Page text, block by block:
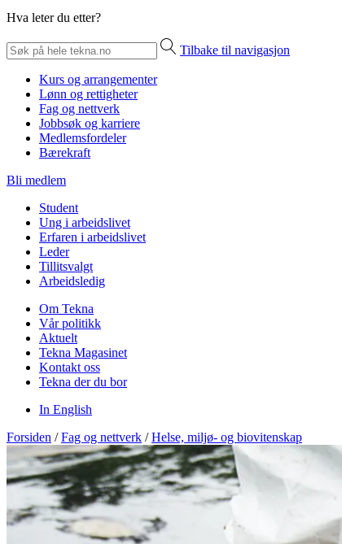
Hva leter du etter?
Tilbake til navigasjon
Kurs og arrangementer
Lønn og rettigheter
Fag og nettverk
Jobbsøk og karriere
Medlemsfordeler
Bærekraft
Bli medlem
Student
Ung i arbeidslivet
Erfaren i arbeidslivet
Leder
Tillitsvalgt
Arbeidsledig
Om Tekna
Vår politikk
Aktuelt
Tekna Magasinet
Kontakt oss
Tekna der du bor
In English
Forsiden / Fag og nettverk / Helse, miljø- og biovitenskap